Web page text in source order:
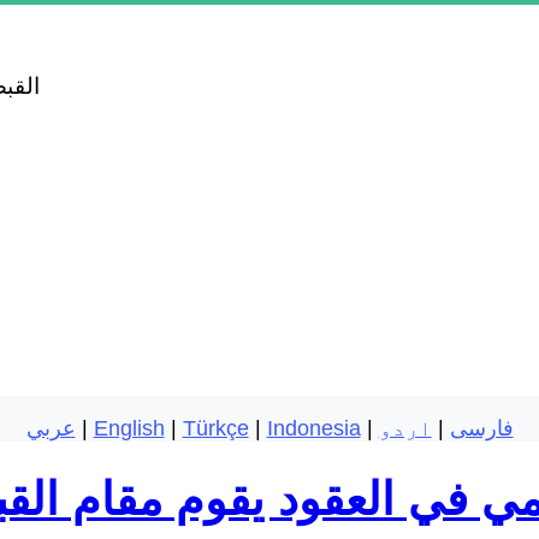
عربي | English | Türkçe| Indonesia | فارسی | اردو
في العقود يقوم مقام